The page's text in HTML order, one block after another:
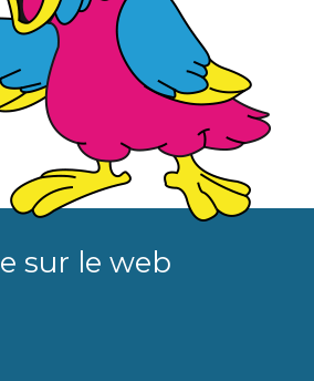
sur le web